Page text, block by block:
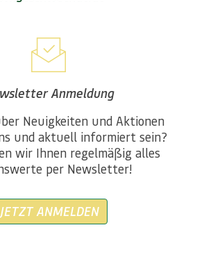
Anmeldung
Neuigkeiten und Aktionen
und aktuell informiert sein?
wir Ihnen regelmäßig alles
per Newsletter!
JETZT ANMELDEN